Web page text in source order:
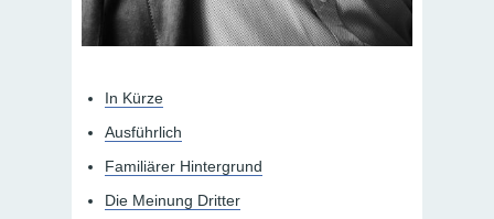
In Kürze
Ausführlich
Familiärer Hintergrund
Die Meinung Dritter